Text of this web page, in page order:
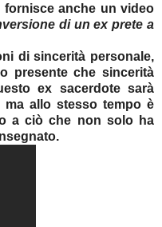
anche un video
di un ex prete a
di sincerità personale,
presente che sincerità
ex sacerdote sarà
ma allo stesso tempo è
a ciò che non solo ha